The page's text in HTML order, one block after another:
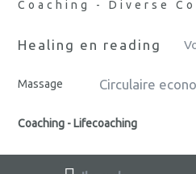
Coaching - Diverse
Healing en reading
Massage Circulaire
Coaching - Lifecoaching